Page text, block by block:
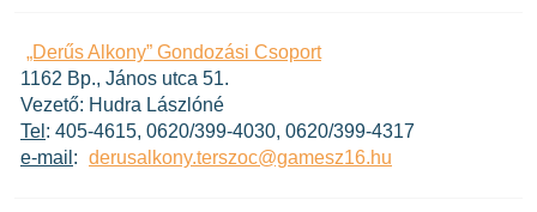
„Derűs Alkony” Gondozási Csoport
1162 Bp., János utca 51.
Vezető: Hudra Lászlóné
Tel : 405-4615, 0620/399-4030, 0620/399-4317
e-mail : derusalkony.terszoc@gamesz16.hu